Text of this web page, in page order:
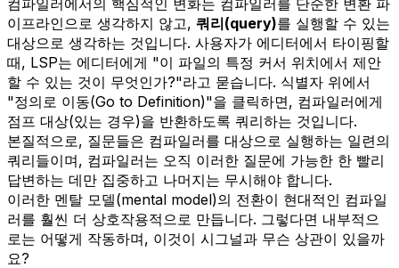
이프라인으로 생각하지 않고, 쿼리(query)를 실행할 수 있는
대상으로 생각하는 것입니다. 사용자가 에디터에서 타이핑할
때, LSP는 에디터에게 "이 파일의 특정 커서 위치에서 제안
할 수 있는 것이 무엇인가?"라고 묻습니다. 식별자 위에서
"정의로 이동(Go to Definition)"을 클릭하면, 컴파일러에게
점프 대상(있는 경우)을 반환하도록 쿼리하는 것입니다.
본질적으로, 질문들은 컴파일러를 대상으로 실행하는 일련의
쿼리들이며, 컴파일러는 오직 이러한 질문에 가능한 한 빨리
답변하는 데만 집중하고 나머지는 무시해야 합니다.
이러한 멘탈 모델(mental model)의 전환이 현대적인 컴파일
러를 훨씬 더 상호작용적으로 만듭니다. 그렇다면 내부적으
로는 어떻게 작동하며, 이것이 시그널과 무슨 상관이 있을까
요?